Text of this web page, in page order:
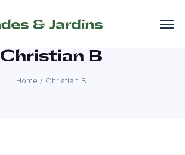
Christian B
Home / Christian B